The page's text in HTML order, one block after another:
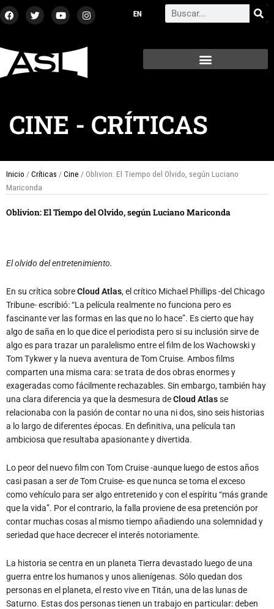
al
F
a
c
o
k
T
w
i
e
r
Y
o
u
b
I
n
s
a
Search
CINE - CRÍTICAS
Inicio /Críticas /Cine / Oblivion: El Tiempo del Olvido, según Luciano
Mariconda
Oblivion: El Tiempo del Olvido, según Luciano Mariconda
El olvido del entretenimiento.
En su crítica sobreCloud Atlas, el crítico Michael Phillips -del Chicago
Tribune- escribió: “La película realmente no funciona pero es
fascinante ver las formas en las que no lo hace”. Es cierto que hay
algo de saña en lo que dice el periodista pero si su inclusión sirve de
algo es para trazar un paralelismo entre el film de los Wachowski y
Tom Tykwer y la nueva aventura de Tom Cruise. Ambos films
comparten una misma cara: se trata de dos obras enormes y
exageradas como fácilmente rechazables. Sin embargo, también hay
una clara diferencia ya que la desmesura deCloud Atlasse
relacionaba con la pasión de contar no una ni dos, sino seis historias
a lo largo de diferentes épocas. En definitiva, una película tan
ambiciosa que resultaba apasionante y divertida.
Lo peor del nuevo film con Tom Cruise -aunque luego de estos años
casi pasan a serdeTom Cruise- es que nunca se toma el exceso
como vehículo para ser algo entretenido y con el espíritu “más grande
que la vida”. Por el contrario, la falla proviene de esa pretención por
contar muchas cosas al mismo tiempo añadiendo una solemnidad y
seriedad que hace decrecer el interés notoriamente.
La historia se centra en un planeta Tierra devastado luego de una
guerra entre los humanos y unos alienígenas. Sólo quedan dos
personas en el planeta, el resto vive en Titán, una de las lunas de
Saturno. Estas dos personas tienen un trabajo en particular: deben